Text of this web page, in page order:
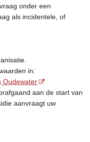
onder een
als incidentele, of
in:
Oudewater
aan de start van
aanvraagt uw